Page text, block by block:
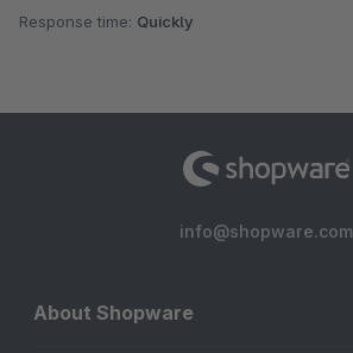
Response time: Quickly
info@shopware.com
About Shopware